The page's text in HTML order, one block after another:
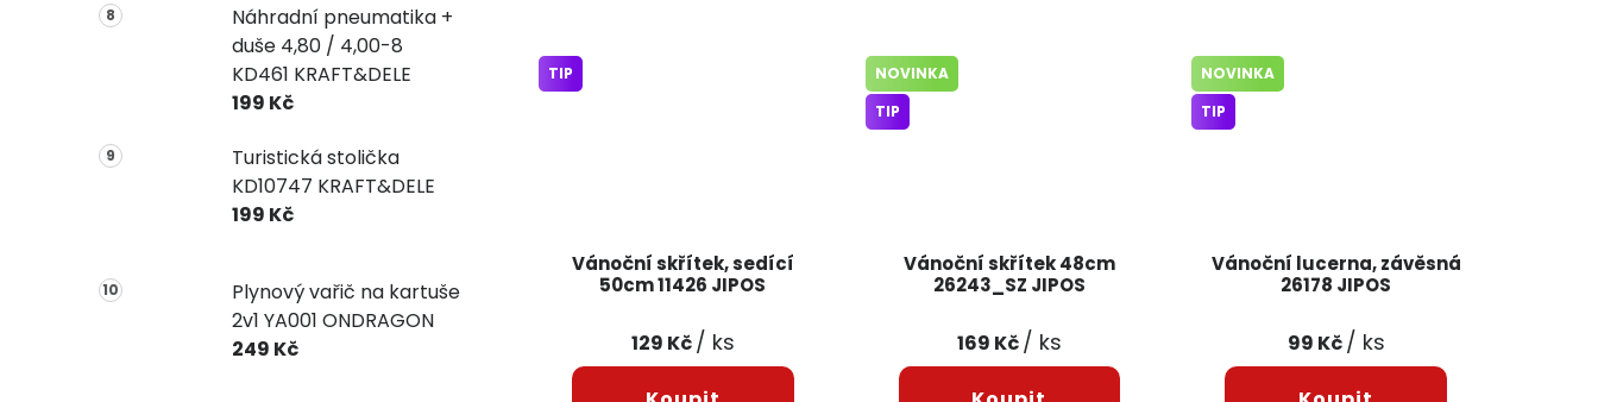
Náhradní pneumatika +
duše 4,80 / 4,00-8
KD461 KRAFT&DELE
199 Kč
Turistická stolička
KD10747 KRAFT&DELE
199 Kč
Plynový vařič na kartuše
2v1 YA001 ONDRAGON
249 Kč
Vánoční skřítek, sedící
50cm 11426 JIPOS
TIP
129 Kč/ ks
Vánoční skřítek 48cm
26243_SZ JIPOS
NOVINKA
TIP
169 Kč/ ks
Vánoční lucerna, závěsná
26178 JIPOS
NOVINKA
TIP
99 Kč/ ks